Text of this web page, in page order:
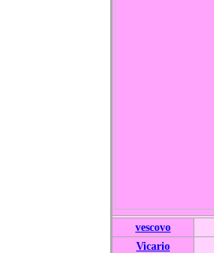
vescovo
Vicario